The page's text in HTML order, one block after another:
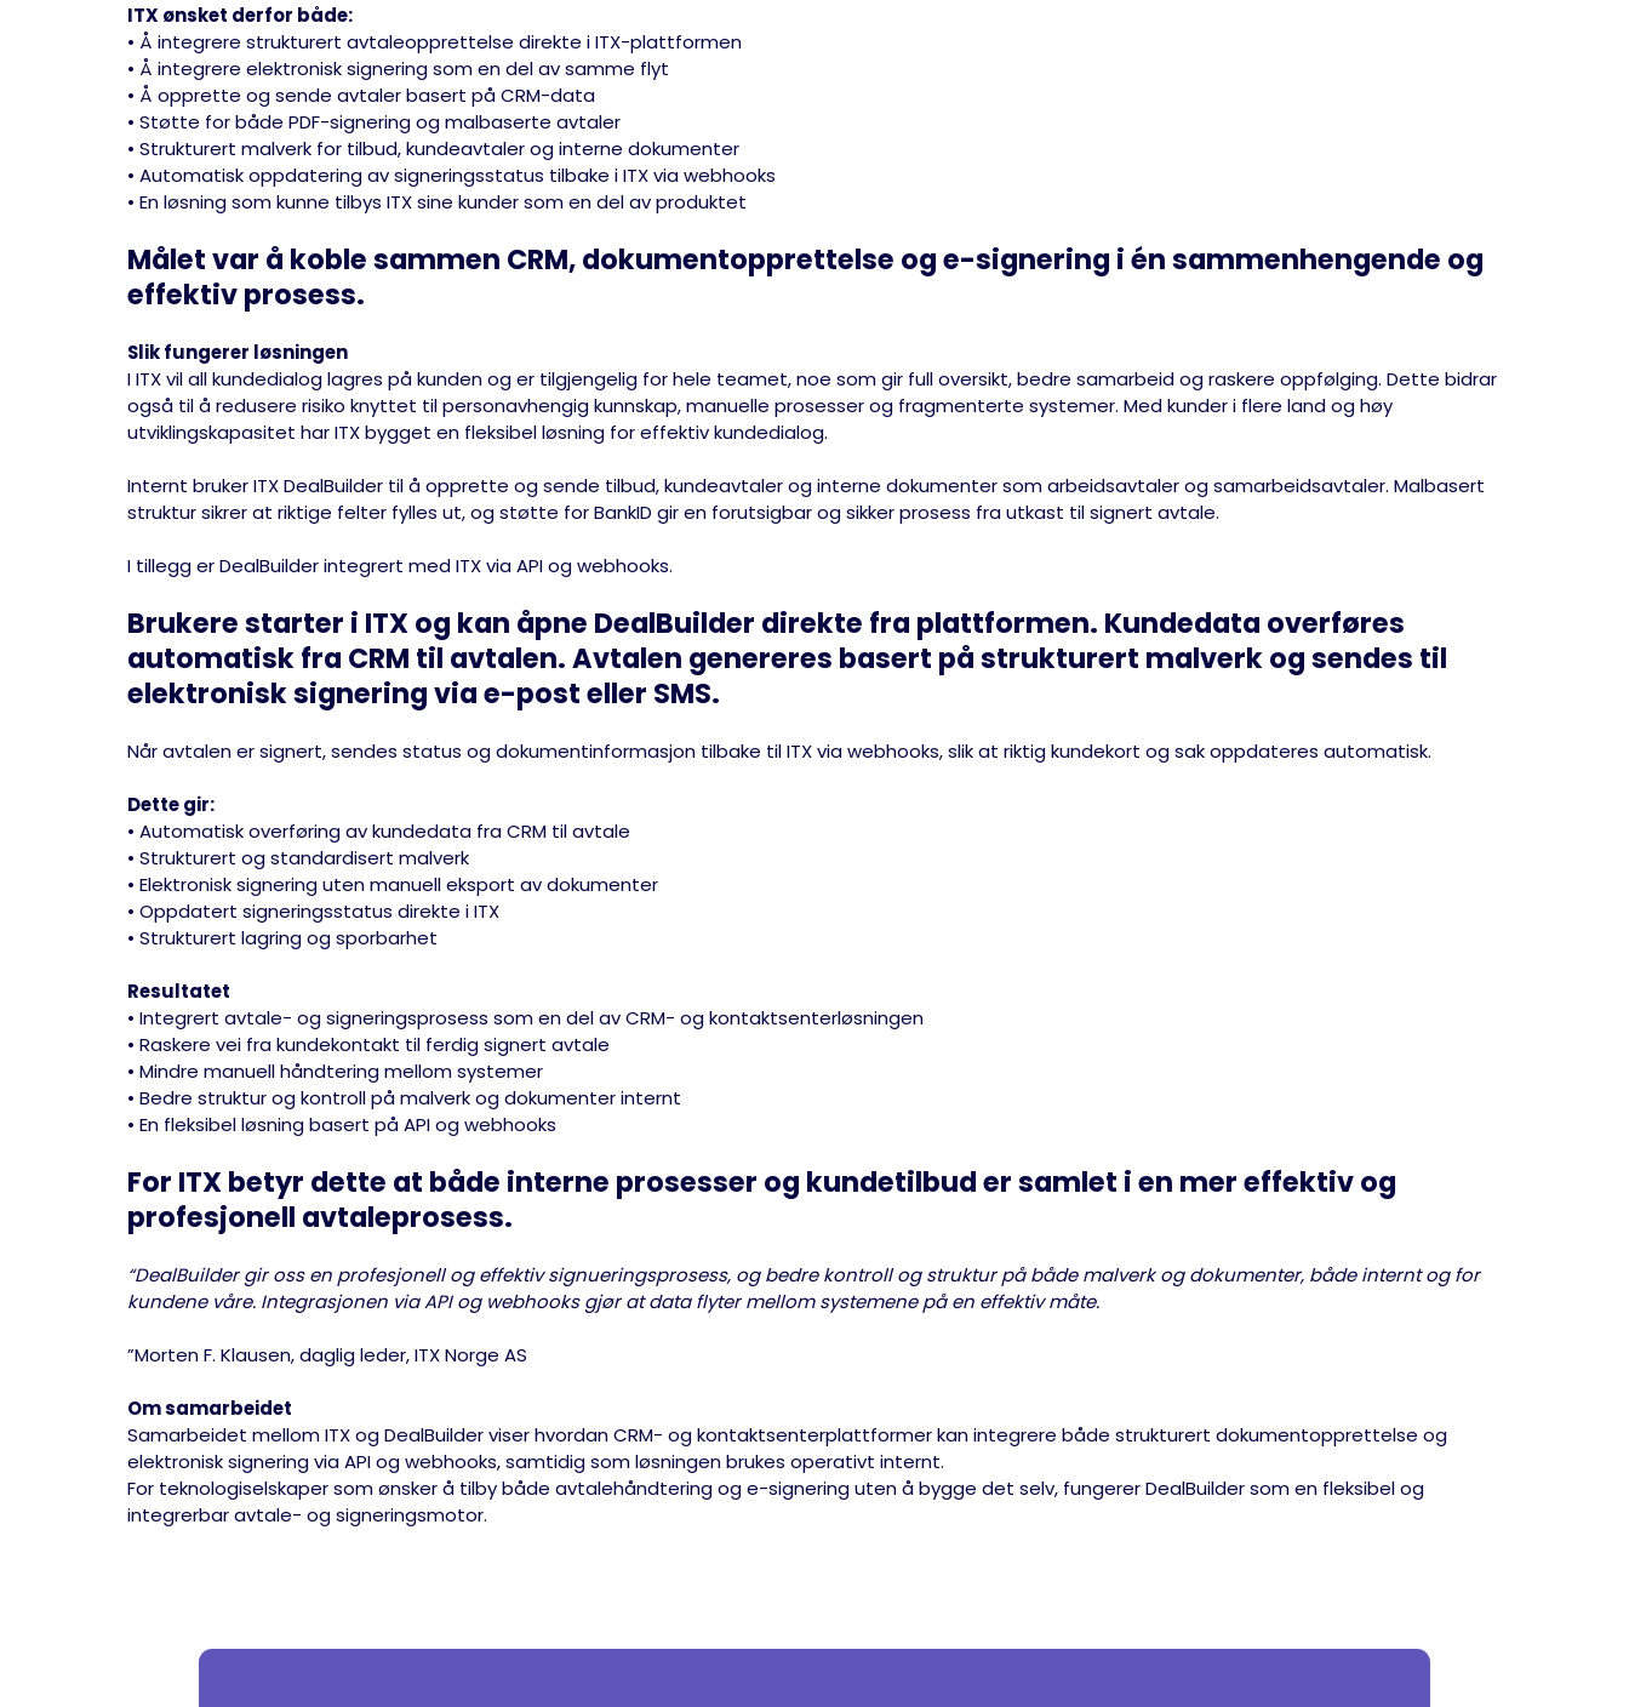
ITX ønsket derfor både:
• Å integrere strukturert avtaleopprettelse direkte i ITX-plattformen
• Å integrere elektronisk signering som en del av samme flyt
• Å opprette og sende avtaler basert på CRM-data
• Støtte for både PDF-signering og malbaserte avtaler
• Strukturert malverk for tilbud, kundeavtaler og interne dokumenter
• Automatisk oppdatering av signeringsstatus tilbake i ITX via webhooks
• En løsning som kunne tilbys ITX sine kunder som en del av produktet
Målet var å koble sammen CRM, dokumentopprettelse og e-signering i én sammenhengende og
effektiv prosess.
Slik fungerer løsningen
I ITX vil all kundedialog lagres på kunden og er tilgjengelig for hele teamet, noe som gir full oversikt, bedre samarbeid og raskere oppfølging. Dette bidrar
også til å redusere risiko knyttet til personavhengig kunnskap, manuelle prosesser og fragmenterte systemer. Med kunder i flere land og høy
utviklingskapasitet har ITX bygget en fleksibel løsning for effektiv kundedialog.
Internt bruker ITX DealBuilder til å opprette og sende tilbud, kundeavtaler og interne dokumenter som arbeidsavtaler og samarbeidsavtaler. Malbasert
struktur sikrer at riktige felter fylles ut, og støtte for BankID gir en forutsigbar og sikker prosess fra utkast til signert avtale.
I tillegg er DealBuilder integrert med ITX via API og webhooks.
Brukere starter i ITX og kan åpne DealBuilder direkte fra plattformen. Kundedata overføres
automatisk fra CRM til avtalen. Avtalen genereres basert på strukturert malverk og sendes til
elektronisk signering via e-post eller SMS.
Når avtalen er signert, sendes status og dokumentinformasjon tilbake til ITX via webhooks, slik at riktig kundekort og sak oppdateres automatisk.
Dette gir:
• Automatisk overføring av kundedata fra CRM til avtale
• Strukturert og standardisert malverk
• Elektronisk signering uten manuell eksport av dokumenter
• Oppdatert signeringsstatus direkte i ITX
• Strukturert lagring og sporbarhet
Resultatet
• Integrert avtale- og signeringsprosess som en del av CRM- og kontaktsenterløsningen
• Raskere vei fra kundekontakt til ferdig signert avtale
• Mindre manuell håndtering mellom systemer
• Bedre struktur og kontroll på malverk og dokumenter internt
• En fleksibel løsning basert på API og webhooks
For ITX betyr dette at både interne prosesser og kundetilbud er samlet i en mer effektiv og
profesjonell avtaleprosess.
“DealBuilder gir oss en profesjonell og effektiv signueringsprosess, og bedre kontroll og struktur på både malverk og dokumenter, både internt og for
kundene våre. Integrasjonen via API og webhooks gjør at data flyter mellom systemene på en effektiv måte.
”Morten F. Klausen, daglig leder, ITX Norge AS
Om samarbeidet
Samarbeidet mellom ITX og DealBuilder viser hvordan CRM- og kontaktsenterplattformer kan integrere både strukturert dokumentopprettelse og
elektronisk signering via API og webhooks, samtidig som løsningen brukes operativt internt.
For teknologiselskaper som ønsker å tilby både avtalehåndtering og e-signering uten å bygge det selv, fungerer DealBuilder som en fleksibel og
integrerbar avtale- og signeringsmotor.